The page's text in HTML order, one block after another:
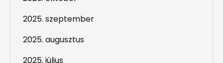
2025. szeptember
2025. augusztus
2025. július